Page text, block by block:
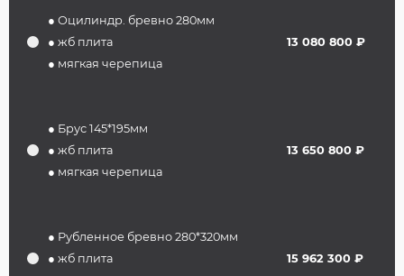
● Оцилиндр. бревно 280мм
● жб плита
● мягкая черепица
13 080 800 ₽
● Брус 145*195мм
● жб плита
● мягкая черепица
13 650 800 ₽
● Рубленное бревно 280*320мм
● жб плита
15 962 300 ₽